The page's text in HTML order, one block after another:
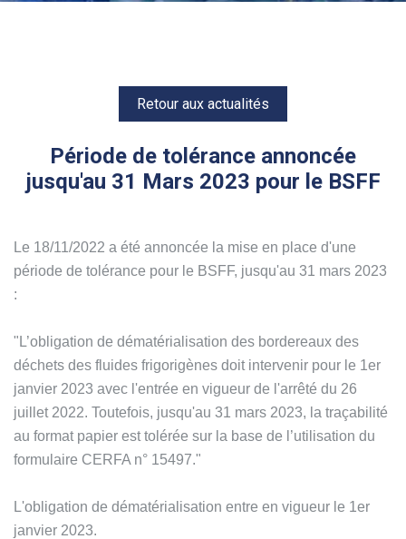
Retour aux actualités
Période de tolérance annoncée
jusqu'au 31 Mars 2023 pour le BSFF
Le 18/11/2022 a été annoncée la mise en place d'une
période de tolérance pour le BSFF, jusqu'au 31 mars 2023
:
"L’obligation de dématérialisation des bordereaux des
déchets des fluides frigorigènes doit intervenir pour le 1er
janvier 2023 avec l'entrée en vigueur de l'arrêté du 26
juillet 2022. Toutefois, jusqu'au 31 mars 2023, la traçabilité
au format papier est tolérée sur la base de l’utilisation du
formulaire CERFA n° 15497."
L'obligation de dématérialisation entre en vigueur le 1er
janvier 2023.